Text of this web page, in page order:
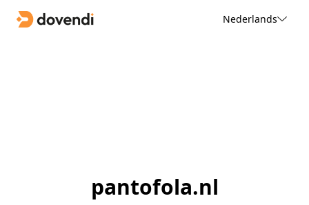
Nederlands
pantofola.nl